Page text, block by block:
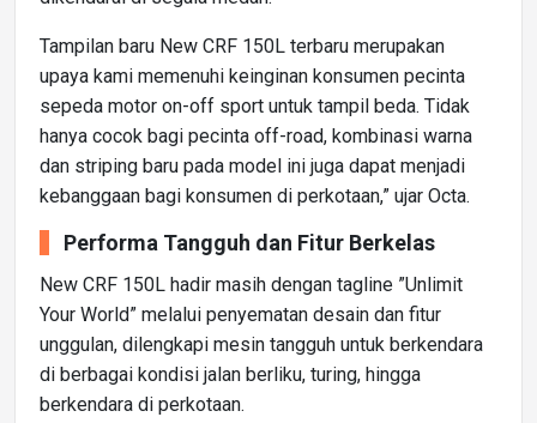
Tampilan baru New CRF 150L terbaru merupakan
upaya kami memenuhi keinginan konsumen pecinta
sepeda motor on-off sport untuk tampil beda. Tidak
hanya cocok bagi pecinta off-road, kombinasi warna
dan striping baru pada model ini juga dapat menjadi
kebanggaan bagi konsumen di perkotaan,” ujar Octa.
Performa Tangguh dan Fitur Berkelas
New CRF 150L hadir masih dengan tagline ”Unlimit
Your World” melalui penyematan desain dan fitur
unggulan, dilengkapi mesin tangguh untuk berkendara
di berbagai kondisi jalan berliku, turing, hingga
berkendara di perkotaan.